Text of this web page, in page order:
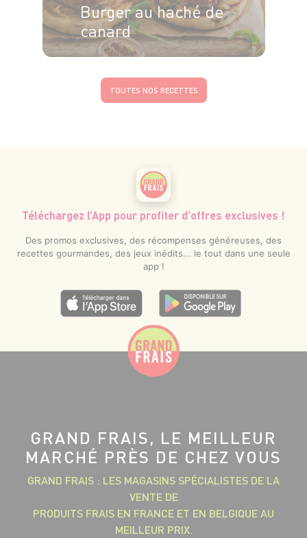
Burger au haché de
canard
TOUTES NOS RECETTES
Téléchargez l’App pour profiter d’offres exclusives !
Des promos exclusives, des récompenses généreuses, des
recettes gourmandes, des jeux inédits... le tout dans une seule
app !
GRAND FRAIS, LE MEILLEUR
MARCHÉ PRÈS DE CHEZ VOUS
GRAND FRAIS : LES MAGASINS SPÉCIALISTES DE LA
VENTE DE
PRODUITS FRAIS EN FRANCE ET EN BELGIQUE AU
MEILLEUR PRIX.